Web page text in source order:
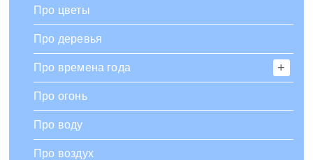
Про цветы
Про деревья
Про времена года
Про огонь
Про воду
Про воздух